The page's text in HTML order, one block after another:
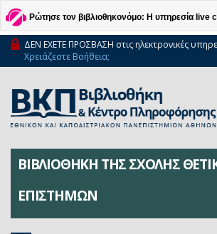
Ρώτησε τον βιβλιοθηκονόμο: Η υπηρεσία live
ΔΕΝ ΕΧΕΤΕ ΠΡΟΣΒΑΣΗ στις ηλεκτρονικές
Χρειάζεστε Βοήθεια;
ΒΙΒΛΙΟΘΗΚΗ ΤΗΣ ΣΧΟΛΗΣ
ΕΠΙΣΤΗΜΩΝ